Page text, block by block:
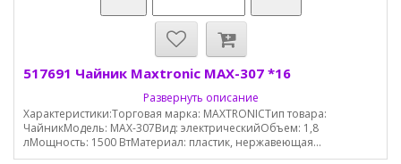
517691 Чайник Maxtronic MAX-307 *16
Развернуть описание
Характеристики:Торговая марка: MAXTRONICТип товара:
ЧайникМодель: MAX-307Вид: электрическийОбъем: 1,8
лМощность: 1500 ВтМатериал: пластик, нержавеющая...